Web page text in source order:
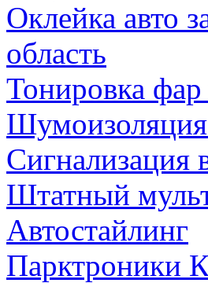
Оклейка авто
область
Тонировка
Шумоизоляция
Сигнализация
Штатный
Автостайлинг
Парктроники